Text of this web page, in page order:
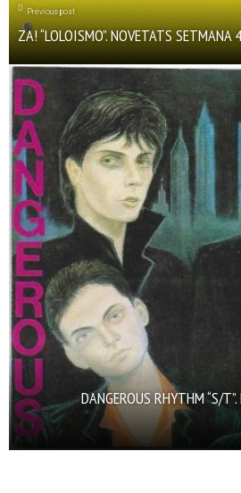
Previous post
ZA! “LOLOISMO”. NOVETATS SETMANA
DANGEROUS RHYTHM “S/